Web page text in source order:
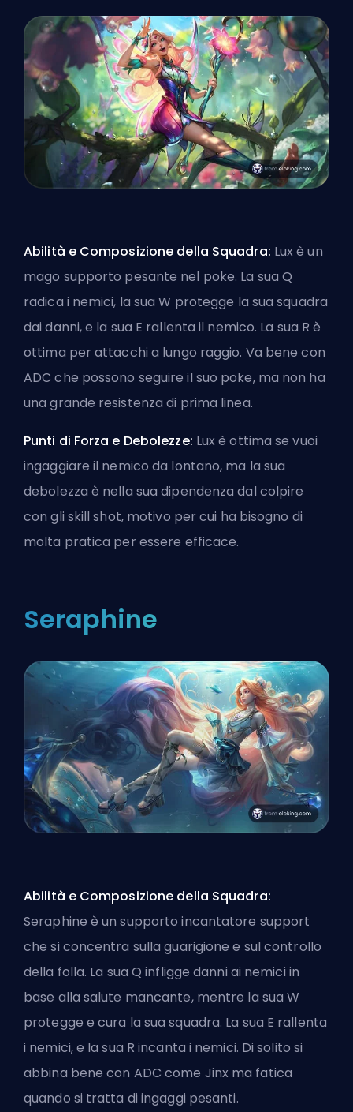
Abilità e Composizione della Squadra: Lux è un
mago supporto pesante nel poke. La sua Q
radica i nemici, la sua W protegge la sua squadra
dai danni, e la sua E rallenta il nemico. La sua R è
ottima per attacchi a lungo raggio. Va bene con
ADC che possono seguire il suo poke, ma non ha
una grande resistenza di prima linea.
Punti di Forza e Debolezze: Lux è ottima se vuoi
ingaggiare il nemico da lontano, ma la sua
debolezza è nella sua dipendenza dal colpire
con gli skill shot, motivo per cui ha bisogno di
molta pratica per essere efficace.
Seraphine
Abilità e Composizione della Squadra:
Seraphine è un supporto incantatore support
che si concentra sulla guarigione e sul controllo
della folla. La sua Q infligge danni ai nemici in
base alla salute mancante, mentre la sua W
protegge e cura la sua squadra. La sua E rallenta
i nemici, e la sua R incanta i nemici. Di solito si
abbina bene con ADC come Jinx ma fatica
quando si tratta di ingaggi pesanti.